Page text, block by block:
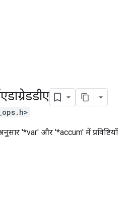
'*var' और '*accum' में प्रविष्टियाँ